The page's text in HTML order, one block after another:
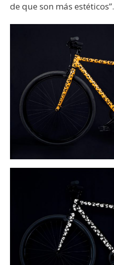
de que son más estéticos”.